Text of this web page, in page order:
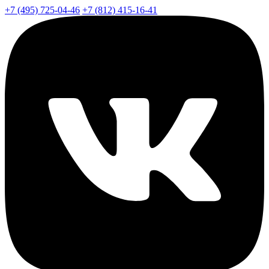
+7 (495) 725-04-46 +7 (812) 415-16-41